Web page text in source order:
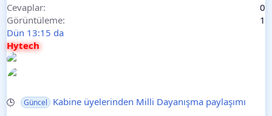
Cevaplar
0
Görüntüleme
1
Dün 13:15 da
Hytech
🕒 Güncel
Kabine üyelerinden Milli Dayanışma paylaşımı